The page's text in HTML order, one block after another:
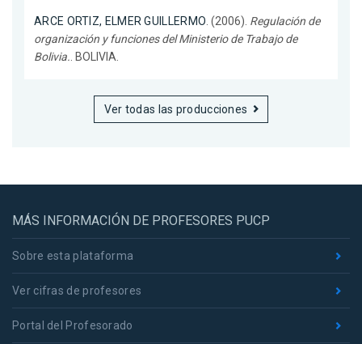
ARCE ORTIZ, ELMER GUILLERMO . (2006). Regulación de
organización y funciones del Ministerio de Trabajo de
Bolivia. . BOLIVIA.
Ver todas las producciones
MÁS INFORMACIÓN DE PROFESORES PUCP
Sobre esta plataforma
Ver cifras de profesores
Portal del Profesorado